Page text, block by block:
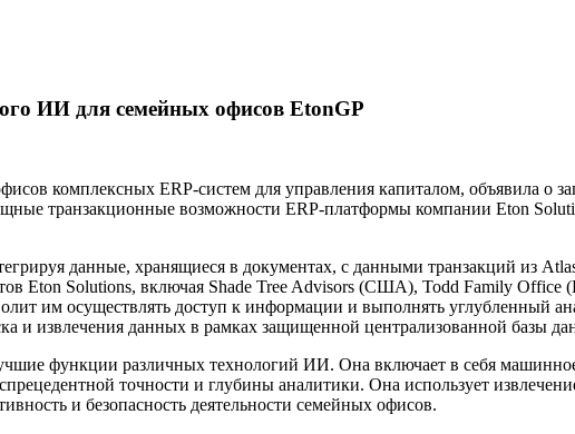
ИИ для семейных офисов EtonGP
комплексных ERP-систем для управления капиталом, объявила о
транзакционные возможности ERP-платформы компании Eton
данные, хранящиеся в документах, с данными транзакций из
Eton Solutions, включая Shade Tree Advisors (США), Todd Family Office
им осуществлять доступ к информации и выполнять углубленный
и извлечения данных в рамках защищенной централизованной базы
функции различных технологий ИИ. Она включает в себя
точности и глубины аналитики. Она использует
и безопасность деятельности семейных офисов.